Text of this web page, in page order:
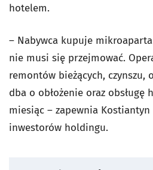
hotelem.
– Nabywca kupuje
nie musi się przejmować.
remontów bieżących, czynszu,
dba o obłożenie oraz obsługę
miesiąc – zapewnia Kostiantyn
inwestorów holdingu.